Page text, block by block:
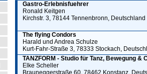
Gastro-Erlebnisfuehrer
Ronald Keitgen
Kirchstr. 3, 78144 Tennenbronn, Deutschland
The flying Condors
Harald und Andrea Schulze
Kurt-Fahr-Straße 3, 78333 Stockach,
TANZFORM - Studio für Tanz, Bewegung &
Elke Scheller
Brauneggerstraße 60, 78462 Konstanz,